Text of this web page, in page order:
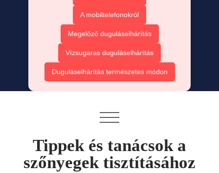
A mobiltelefonokról
Megelőző duguláselhárítás
Vízsugaras duguláselhárítás
Duguláselhárítás természetes módon
Tippek és tanácsok a
szőnyegek tisztításához